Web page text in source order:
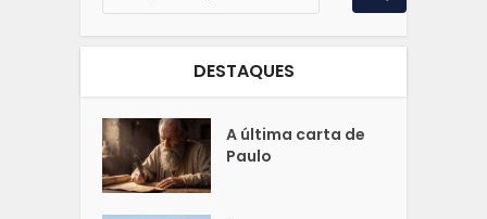
DESTAQUES
A última carta de
Paulo